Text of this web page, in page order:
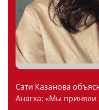
Сати Казанова
Анагха: «Мы приняли